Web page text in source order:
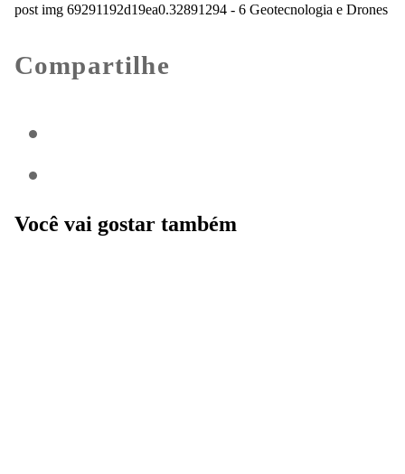
post img 69291192d19ea0.32891294 - 6 Geotecnologia e Drones
Compartilhe
Você vai gostar também